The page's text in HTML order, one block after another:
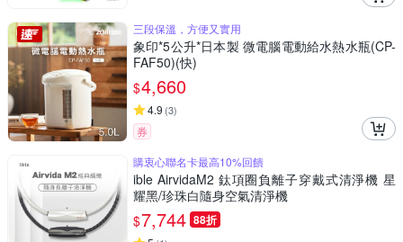
三段保溫，方便又實用
象印*5公升*日本製 微電腦電動給水熱水瓶(CP-
FAF50)(快)
$4,660
4.9 (3)
券
購衷心聯名卡最高10%回饋
ible AirvidaM2 鈦項圈負離子穿戴式清淨機 星
耀黑/珍珠白隨身空氣清淨機
$7,744 88折